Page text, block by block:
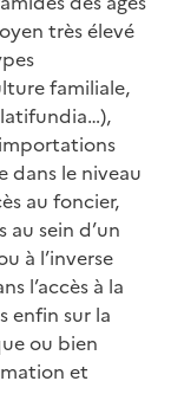
très élevé
familiale,
dans le niveau
au foncier,
sein d’un
à l’inverse
l’accès à la
enfin sur la
ou bien
et